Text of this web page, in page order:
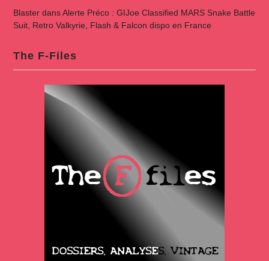
BlasterdansAlerte Préco : GIJoe Classified MARS Snake Battle
Suit, Retro Valkyrie, Flash & Falcon dispo en France
The F-Files